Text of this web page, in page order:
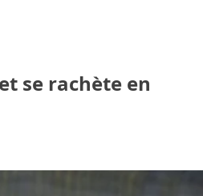
se rachète en